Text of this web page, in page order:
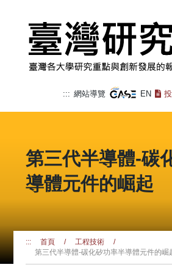
::: 網站導覽 EN
第三代半導體-碳
導體元件的崛起
::: 首頁 / 工程技術
/
第三代半導體-碳化矽功率半導體元件的崛